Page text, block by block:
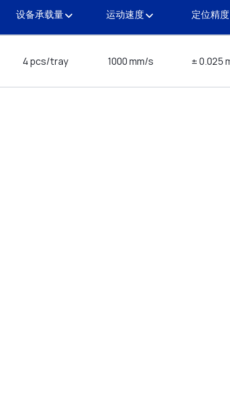
设备承载量 运动速度 定位精度
4 pcs/tray 1000 mm/s ± 0.025